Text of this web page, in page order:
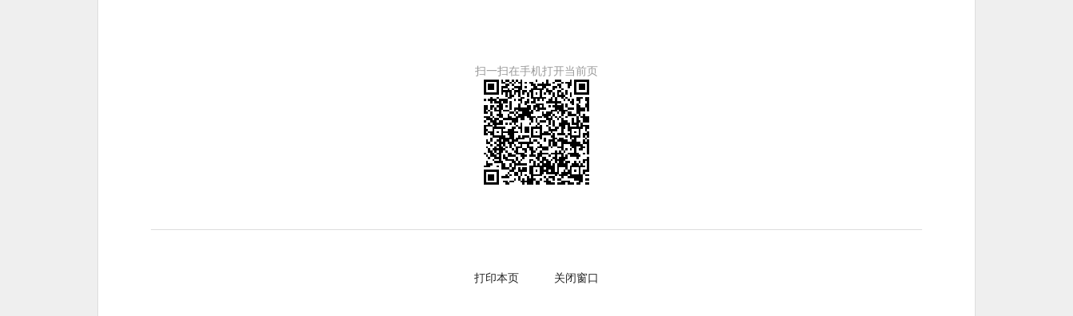
扫一扫在手机打开当前页
打印本页 关闭窗口